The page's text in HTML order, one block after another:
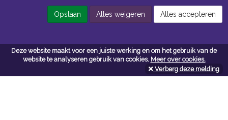
Deze website maakt voor een juiste werking en om het gebruik van de
website te analyseren gebruik van cookies. Meer over cookies.
Verberg deze melding
ma t/m vr 7:00 uur tot 16:30 uur
Navigatie
Algemene voorwaarden
Opslaan Alles weigeren Alles accepteren